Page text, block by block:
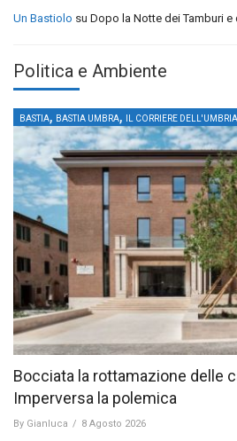
Un Bastiolo su Dopo la Notte dei Tamburi e
Politica e Ambiente
BASTIA, BASTIA UMBRA, IL CORRIERE DELL'UMBRIA
Bocciata la rottamazione delle
Imperversa la polemica
By Gianluca / 8 Agosto 2026